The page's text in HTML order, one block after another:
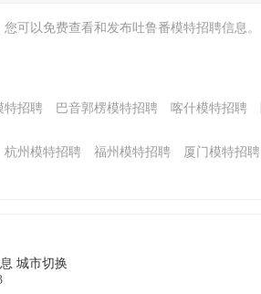
可以免费查看和发布吐鲁番模特招聘信息。
特招聘 巴音郭楞模特招聘 喀什模特招聘
杭州模特招聘 福州模特招聘 厦门模特招聘
城市切换